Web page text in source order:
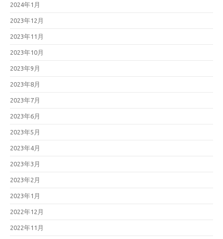
2024年1月
2023年12月
2023年11月
2023年10月
2023年9月
2023年8月
2023年7月
2023年6月
2023年5月
2023年4月
2023年3月
2023年2月
2023年1月
2022年12月
2022年11月